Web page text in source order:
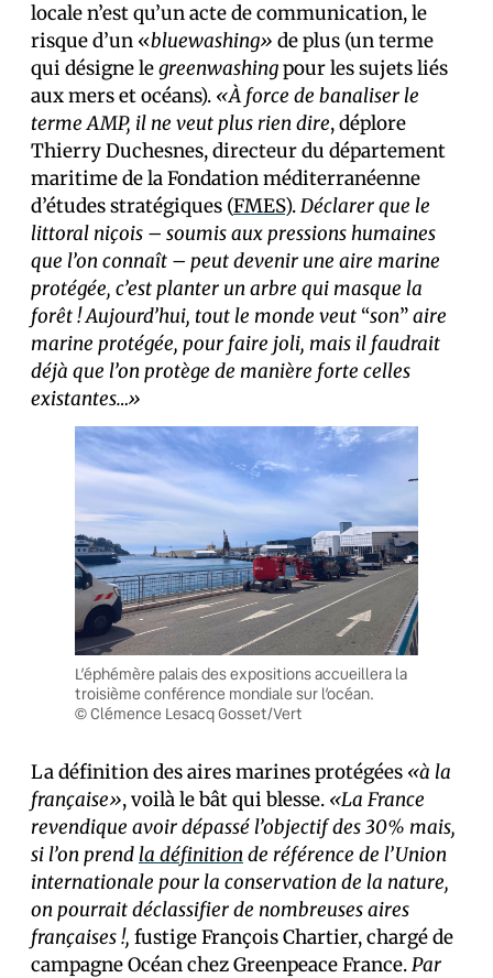
locale n’est qu’un acte de communication, le
risque d’un «bluewashing» de plus (un terme
qui désigne legreenwashingpour les sujets liés
aux mers et océans). «À force de banaliser le
terme AMP, il ne veut plus rien dire, déplore
Thierry Duchesnes, directeur du département
maritime de la Fondation méditerranéenne
d’études stratégiques (FMES).Déclarer que le
littoral niçois – soumis aux pressions humaines
que l’on connaît – peut devenir une aire marine
protégée, c’est planter un arbre qui masque la
forêt ! Aujourd’hui, tout le monde veut “son”aire
marine protégée, pour faire joli, mais il faudrait
déjà que l’on protège de manière forte celles
existantes…»
L’éphémère palais des expositions accueillera la
troisième conférence mondiale sur l’océan.
© Clémence Lesacq Gosset/Vert
La définition des aires marines protégées «à la
française», voilà le bât qui blesse. «La France
revendique avoir dépassé l’objectif des 30% mais,
si l’on prend la définitionde référence de l’Union
internationale pour la conservation de la nature,
on pourrait déclassifier de nombreuses aires
françaises !, fustige François Chartier, chargé de
campagne Océan chez Greenpeace France.Par